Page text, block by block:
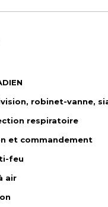
robinet-vanne,
respiratoire
et commandement
feu
air